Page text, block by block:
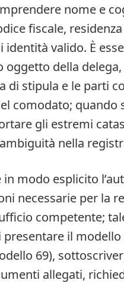
nome e
fiscale,
valido. È
della
di stipula e le parti
comodato; quando
gli estremi
nella
modo esplicito
necessarie per la
competente;
il
69),
allegati,